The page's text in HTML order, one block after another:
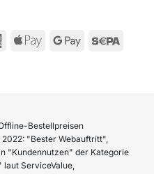
Bestellpreisen
2022: "Bester Webauftritt",
"Kundennutzen" der Kategorie
laut ServiceValue,